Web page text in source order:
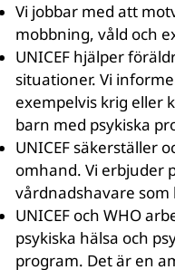
Vi jobbar med att
mobbning, våld och
UNICEF hjälper
situationer. Vi
exempelvis krig eller
barn med psykiska
UNICEF säkerställer
omhand. Vi erbjuder
vårdnadshavare
UNICEF och WHO
psykiska hälsa och
program. Det är en